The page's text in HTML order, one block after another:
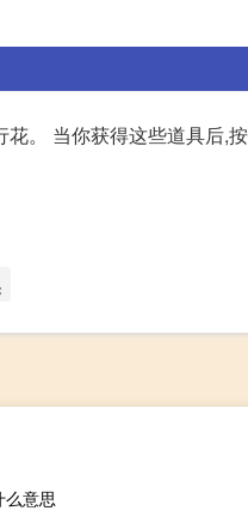
。 当你获得这些道具后,
么意思